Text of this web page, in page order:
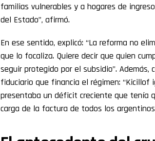
familias vulnerables y a hogares de
del Estado”, afirmó.
En ese sentido, explicó: “La reforma no
que lo focaliza. Quiere decir que quien
seguir protegido por el subsidio”.
fiduciario que financia el régimen:
presentaba un déficit creciente que tenía
carga de la factura de todos los